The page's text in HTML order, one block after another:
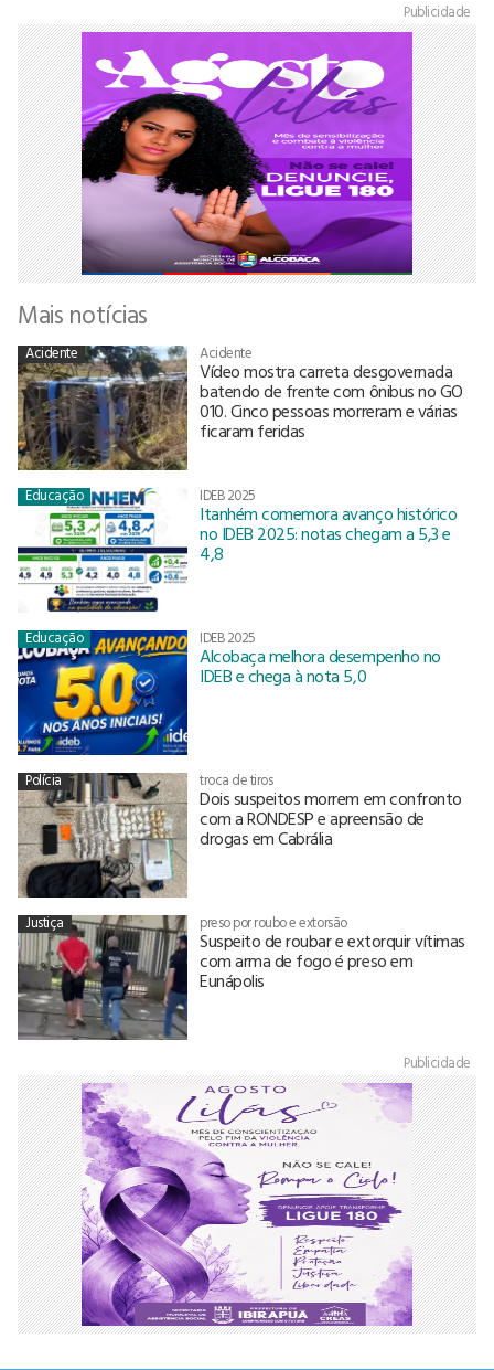
Publicidade
Mais notícias
Acidente Acidente
Vídeo mostra carreta desgovernada
batendo de frente com ônibus no GO
010. Cinco pessoas morreram e várias
ficaram feridas
Educação IDEB 2025
Itanhém comemora avanço histórico
no IDEB 2025: notas chegam a 5,3 e
4,8
Educação IDEB 2025
Alcobaça melhora desempenho no
IDEB e chega à nota 5,0
Polícia troca de tiros
Dois suspeitos morrem em confronto
com a RONDESP e apreensão de
drogas em Cabrália
Justiça preso por roubo e extorsão
Suspeito de roubar e extorquir vítimas
com arma de fogo é preso em
Eunápolis
Publicidade